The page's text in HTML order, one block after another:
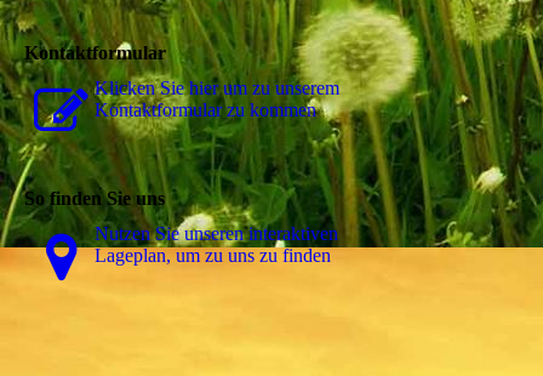
Kontaktformular
Klicken Sie hier um zu unserem
Kon­takt­for­mu­lar zu kommen
So finden Sie uns
Nutzen Sie unseren interaktiven
La­ge­plan, um zu uns zu finden